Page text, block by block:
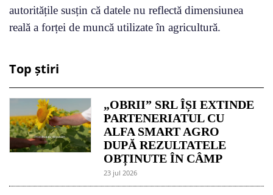
autoritățile susțin că datele nu reflectă dimensiunea
reală a forței de muncă utilizate în agricultură.
Top știri
„OBRII” SRL ÎȘI EXTINDE
PARTENERIATUL CU
ALFA SMART AGRO
DUPĂ REZULTATELE
OBȚINUTE ÎN CÂMP
23 jul 2026